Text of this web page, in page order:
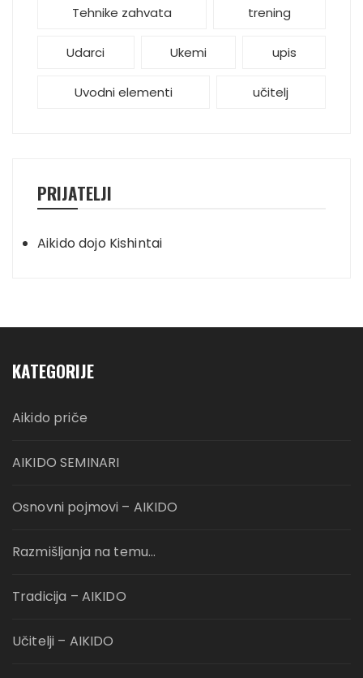
Tehnike zahvata trening
Udarci Ukemi upis
Uvodni elementi učitelj
PRIJATELJI
Aikido dojo Kishintai
KATEGORIJE
Aikido priče
AIKIDO SEMINARI
Osnovni pojmovi – AIKIDO
Razmišljanja na temu…
Tradicija – AIKIDO
Učitelji – AIKIDO